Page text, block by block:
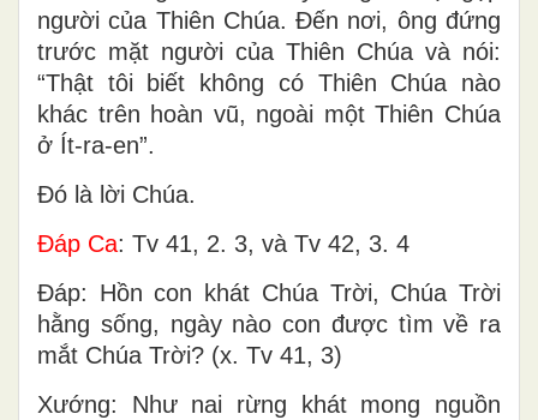
người của Thiên Chúa. Ðến nơi, ông đứng
trước mặt người của Thiên Chúa và nói:
“Thật tôi biết không có Thiên Chúa nào
khác trên hoàn vũ, ngoài một Thiên Chúa
ở Ít-ra-en”.
Ðó là lời Chúa.
Ðáp Ca: Tv 41, 2. 3, và Tv 42, 3. 4
Ðáp: Hồn con khát Chúa Trời, Chúa Trời
hằng sống, ngày nào con được tìm về ra
mắt Chúa Trời? (x. Tv 41, 3)
Xướng: Như nai rừng khát mong nguồn